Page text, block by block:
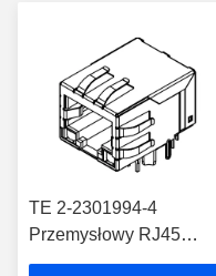
TE 2-2301994-4
Przemysłowy RJ45
MagJack Cat 5e